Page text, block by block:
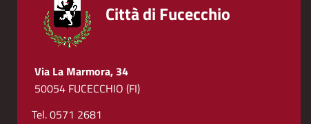
Città di Fucecchio
Via La Marmora, 34
50054 FUCECCHIO (FI)
Tel. 0571 2681